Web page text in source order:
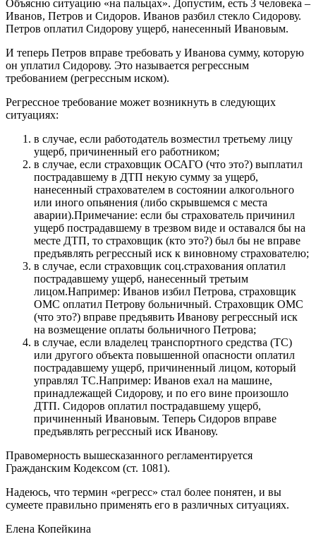
Объясню ситуацию «на пальцах». Допустим, есть 3 человека –
Иванов, Петров и Сидоров. Иванов разбил стекло Сидорову.
Петров оплатил Сидорову ущерб, нанесенный Ивановым.
И теперь Петров вправе требовать у Иванова сумму, которую
он уплатил Сидорову. Это называется регрессным
требованием (регрессным иском).
Регрессное требование может возникнуть в следующих
ситуациях:
в случае, если работодатель возместил третьему лицу
ущерб, причиненный его работником;
в случае, если страховщик ОСАГО (что это?) выплатил
пострадавшему в ДТП некую сумму за ущерб,
нанесенный страхователем в состоянии алкогольного
или иного опьянения (либо скрывшемся с места
аварии).Примечание: если бы страхователь причинил
ущерб пострадавшему в трезвом виде и оставался бы на
месте ДТП, то страховщик (кто это?) был бы не вправе
предъявлять регрессный иск к виновному страхователю;
в случае, если страховщик соц.страхования оплатил
пострадавшему ущерб, нанесенный третьим
лицом.Например: Иванов избил Петрова, страховщик
ОМС оплатил Петрову больничный. Страховщик ОМС
(что это?) вправе предъявить Иванову регрессный иск
на возмещение оплаты больничного Петрова;
в случае, если владелец транспортного средства (ТС)
или другого объекта повышенной опасности оплатил
пострадавшему ущерб, причиненный лицом, который
управлял ТС.Например: Иванов ехал на машине,
принадлежащей Сидорову, и по его вине произошло
ДТП. Сидоров оплатил пострадавшему ущерб,
причиненный Ивановым. Теперь Сидоров вправе
предъявлять регрессный иск Иванову.
Правомерность вышесказанного регламентируется
Гражданским Кодексом (ст. 1081).
Надеюсь, что термин «регресс» стал более понятен, и вы
сумеете правильно применять его в различных ситуациях.
Елена Копейкина